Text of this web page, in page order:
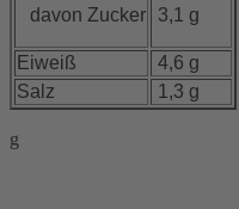
davon Zucker 3,1 g
Eiweiß
4,6 g
Salz
1,3 g
g